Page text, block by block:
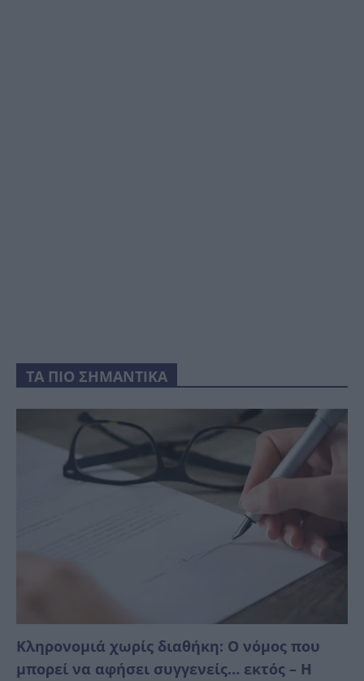
ΤΑ ΠΙΟ ΣΗΜΑΝΤΙΚΑ
Κληρονομιά χωρίς διαθήκη: Ο νόμος που
μπορεί να αφήσει συγγενείς… εκτός – Η